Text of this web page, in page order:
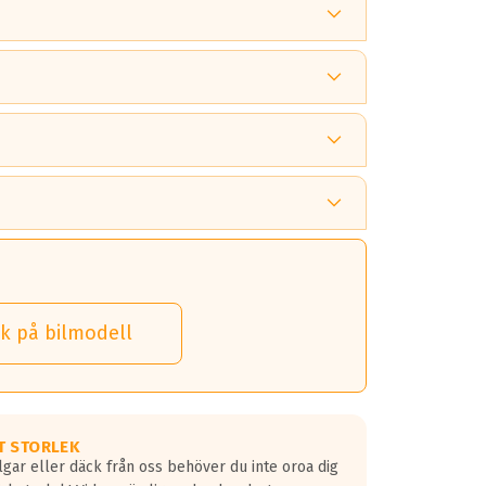
på.
däck.
på bilmodell
STORLEK
eller däck från oss behöver du inte oroa dig